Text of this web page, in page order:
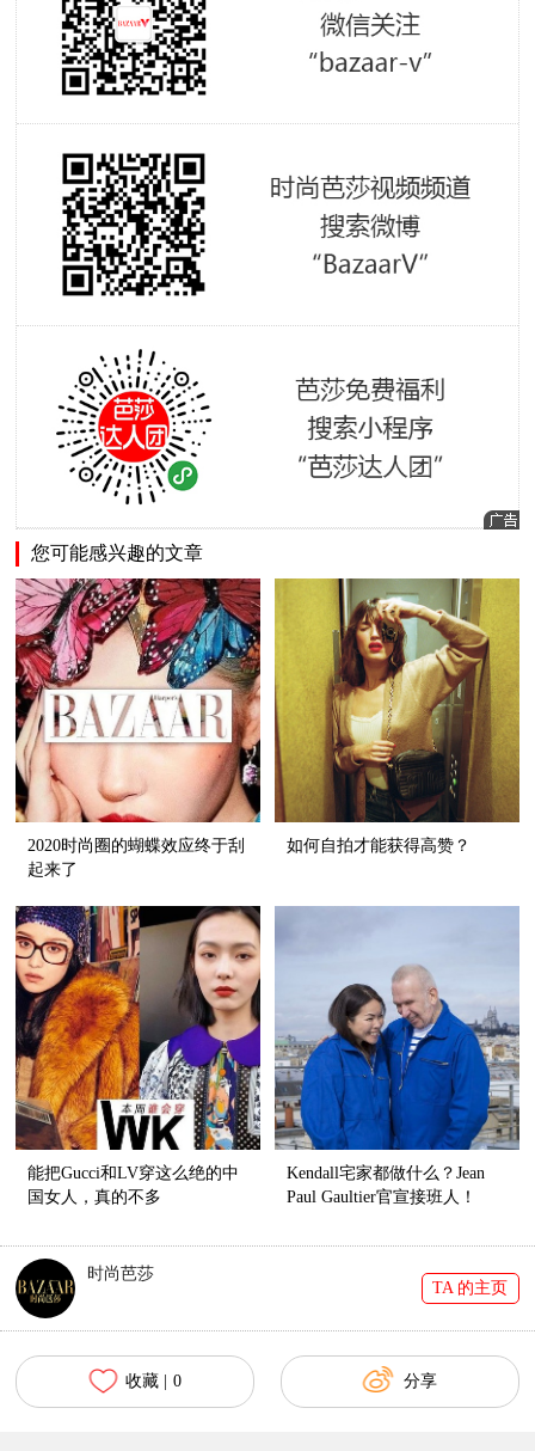
您可能感兴趣的文章
2020时尚圈的蝴蝶效应终于刮
起来了
如何自拍才能获得高赞？
能把Gucci和LV穿这么绝的中
国女人，真的不多
Kendall宅家都做什么？Jean
Paul Gaultier官宣接班人！
时尚芭莎
TA 的主页
收藏 | 0 分享